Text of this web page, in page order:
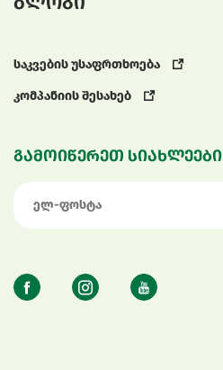
საკვების უსაფრთხოება
კომპანიის შესახებ
გამოიწერეთ სიახლეები